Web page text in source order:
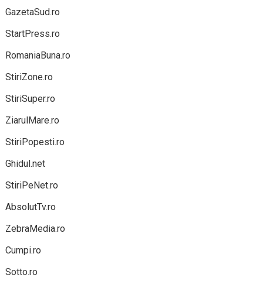
GazetaSud.ro
StartPress.ro
RomaniaBuna.ro
StiriZone.ro
StiriSuper.ro
ZiarulMare.ro
StiriPopesti.ro
Ghidul.net
StiriPeNet.ro
AbsolutTv.ro
ZebraMedia.ro
Cumpi.ro
Sotto.ro